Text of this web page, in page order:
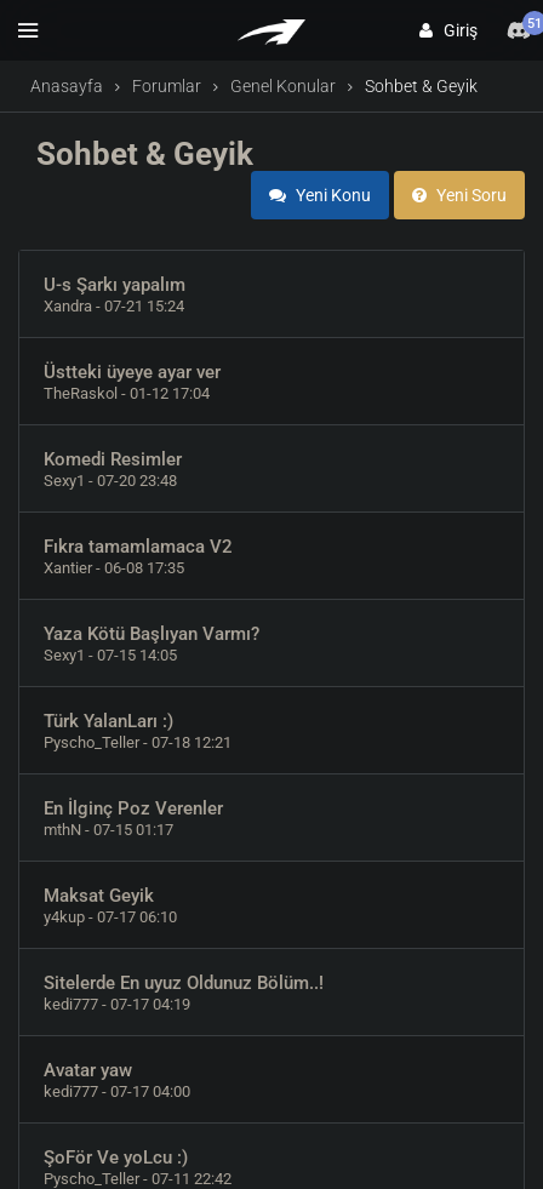
Giriş 51
Anasayfa Forumlar Genel Konular Sohbet & Geyik
Sohbet & Geyik
Yeni Konu Yeni Soru
U-s Şarkı yapalım
Xandra - 07-21 15:24
Üstteki üyeye ayar ver
TheRaskol - 01-12 17:04
Komedi Resimler
Sexy1 - 07-20 23:48
Fıkra tamamlamaca V2
Xantier- 06-08 17:35
Yaza Kötü Başlıyan Varmı?
Sexy1 - 07-15 14:05
Türk YalanLarı :)
Pyscho_Teller- 07-18 12:21
En İlginç Poz Verenler
mthN - 07-15 01:17
Maksat Geyik
y4kup - 07-17 06:10
Sitelerde En uyuz Oldunuz Bölüm..!
kedi777 - 07-17 04:19
Avatar yaw
kedi777 - 07-17 04:00
ŞoFör Ve yoLcu :)
Pyscho_Teller- 07-11 22:42